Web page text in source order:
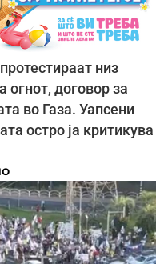
низ
огнот, договор за
во Газа. Уапсени
остро ја критикува